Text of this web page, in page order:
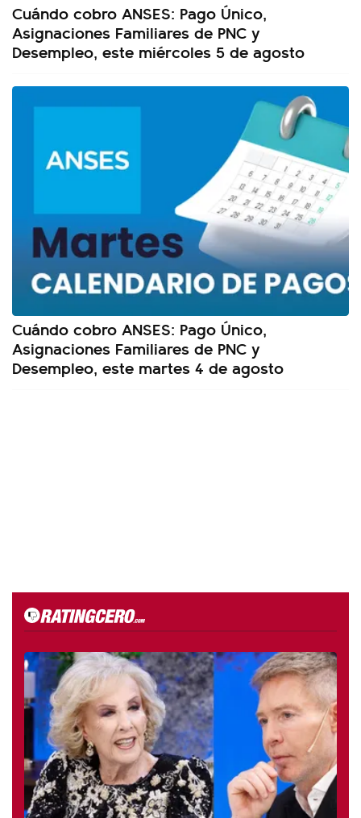
Cuándo cobro ANSES: Pago Único,
Asignaciones Familiares de PNC y
Desempleo, este miércoles 5 de agosto
Cuándo cobro ANSES: Pago Único,
Asignaciones Familiares de PNC y
Desempleo, este martes 4 de agosto